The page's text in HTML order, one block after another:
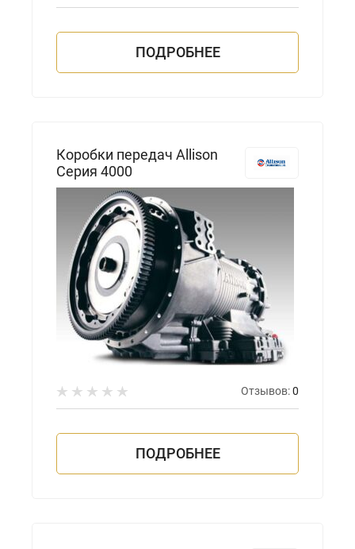
ПОДРОБНЕЕ
Коробки передач Allison
Серия 4000
Отзывов:0
ПОДРОБНЕЕ